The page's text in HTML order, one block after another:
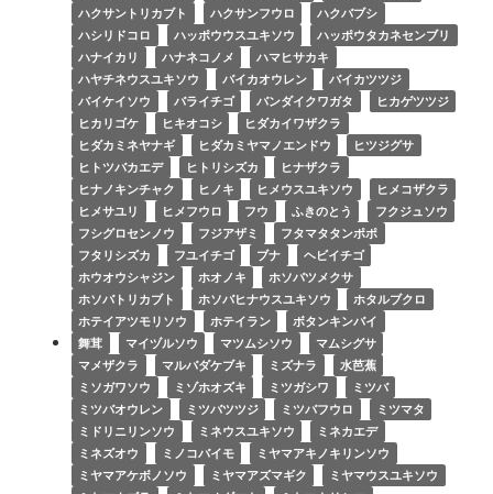
ハクサントリカブト
ハクサンフウロ
ハクバブシ
ハシリドコロ
ハッポウウスユキソウ
ハッポウタカネセンブリ
ハナイカリ
ハナネコノメ
ハマヒサカキ
ハヤチネウスユキソウ
バイカオウレン
バイカツツジ
バイケイソウ
バライチゴ バンダイクワガタ
ヒカゲツツジ
ヒカリゴケ
ヒキオコシ
ヒダカイワザクラ
ヒダカミネヤナギ
ヒダカミヤマノエンドウ
ヒツジグサ
ヒトツバカエデ
ヒトリシズカ
ヒナザクラ
ヒナノキンチャク
ヒノキ ヒメウスユキソウ
ヒメコザクラ
ヒメサユリ
ヒメフウロ フウ ふきのとう
フクジュソウ
フシグロセンノウ
フジアザミ
フタマタタンポポ
フタリシズカ
フユイチゴ ブナ
ヘビイチゴ
ホウオウシャジン
ホオノキ
ホソバツメクサ
ホソバトリカブト
ホソバヒナウスユキソウ
ホタルブクロ
ホテイアツモリソウ
ホテイラン
ボタンキンバイ
舞茸
マイヅルソウ マツムシソウ
マムシグサ
マメザクラ
マルバダケブキ ミズナラ
水芭蕉
ミソガワソウ
ミゾホオズキ ミツガシワ
ミツバ
ミツバオウレン
ミツバツツジ ミツバフウロ
ミツマタ
ミドリニリンソウ
ミネウスユキソウ
ミネカエデ
ミネズオウ
ミノコバイモ
ミヤマアキノキリンソウ
ミヤマアケボノソウ
ミヤマアズマギク
ミヤマウスユキソウ